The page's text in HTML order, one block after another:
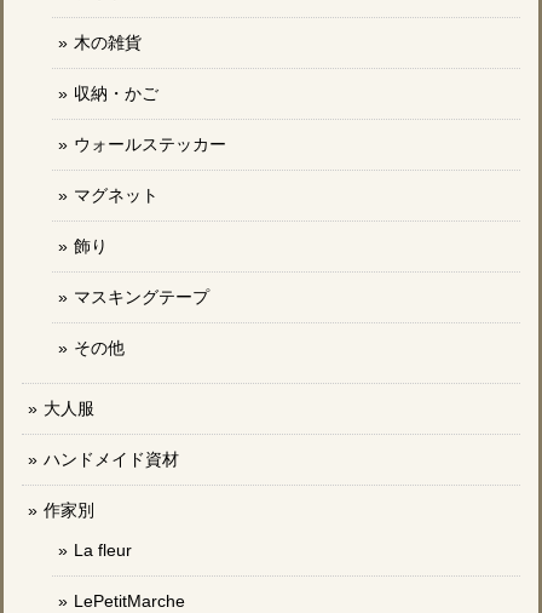
木の雑貨
収納・かご
ウォールステッカー
マグネット
飾り
マスキングテープ
その他
大人服
ハンドメイド資材
作家別
La fleur
LePetitMarche